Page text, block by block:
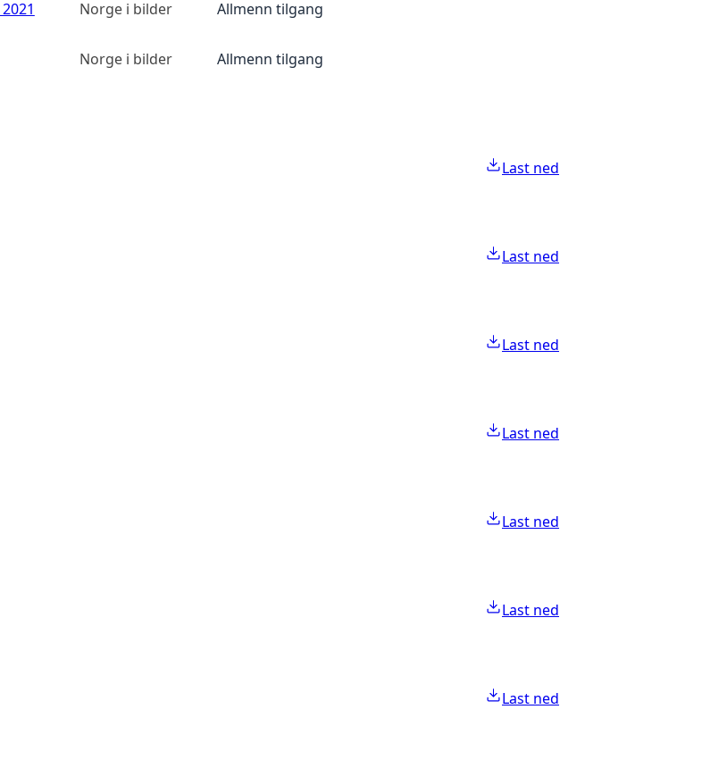
Norge i bilder Allmenn tilgang
Norge i bilder Allmenn tilgang
Last ned
Last ned
Last ned
Last ned
Last ned
Last ned
Last ned